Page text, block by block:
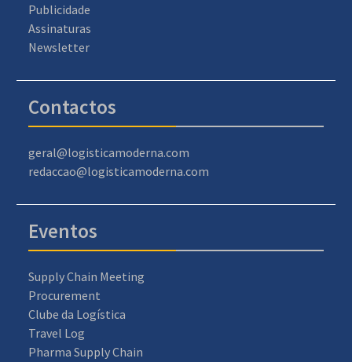
Publicidade
Assinaturas
Newsletter
Contactos
geral@logisticamoderna.com
redaccao@logisticamoderna.com
Eventos
Supply Chain Meeting
Procurement
Clube da Logística
Travel Log
Pharma Supply Chain